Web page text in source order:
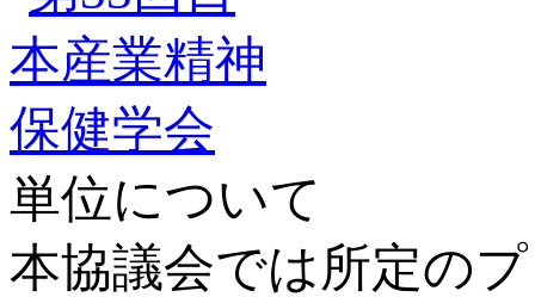
単位について
本協議会では所定の